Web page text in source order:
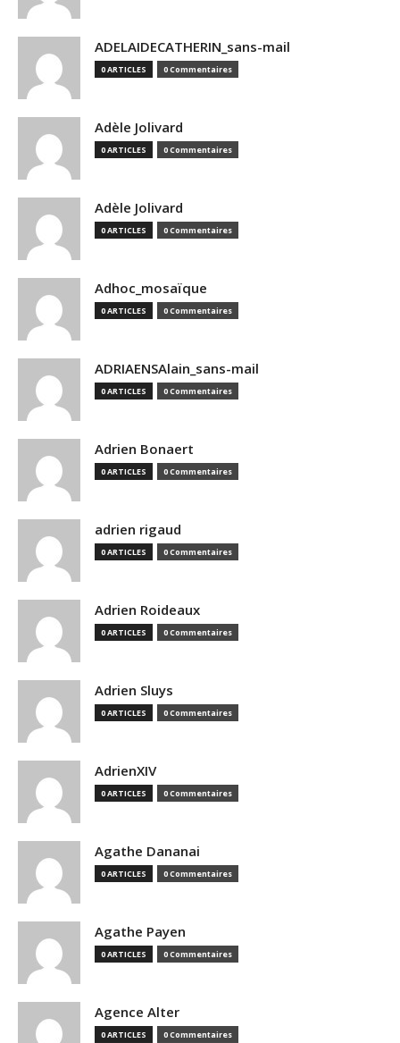
ADELAIDECATHERIN_sans-mail
0 ARTICLES 0 Commentaires
Adèle Jolivard
0 ARTICLES 0 Commentaires
Adèle Jolivard
0 ARTICLES 0 Commentaires
Adhoc_mosaïque
0 ARTICLES 0 Commentaires
ADRIAENSAlain_sans-mail
0 ARTICLES 0 Commentaires
Adrien Bonaert
0 ARTICLES 0 Commentaires
adrien rigaud
0 ARTICLES 0 Commentaires
Adrien Roideaux
0 ARTICLES 0 Commentaires
Adrien Sluys
0 ARTICLES 0 Commentaires
AdrienXIV
0 ARTICLES 0 Commentaires
Agathe Dananai
0 ARTICLES 0 Commentaires
Agathe Payen
0 ARTICLES 0 Commentaires
Agence Alter
0 ARTICLES 0 Commentaires